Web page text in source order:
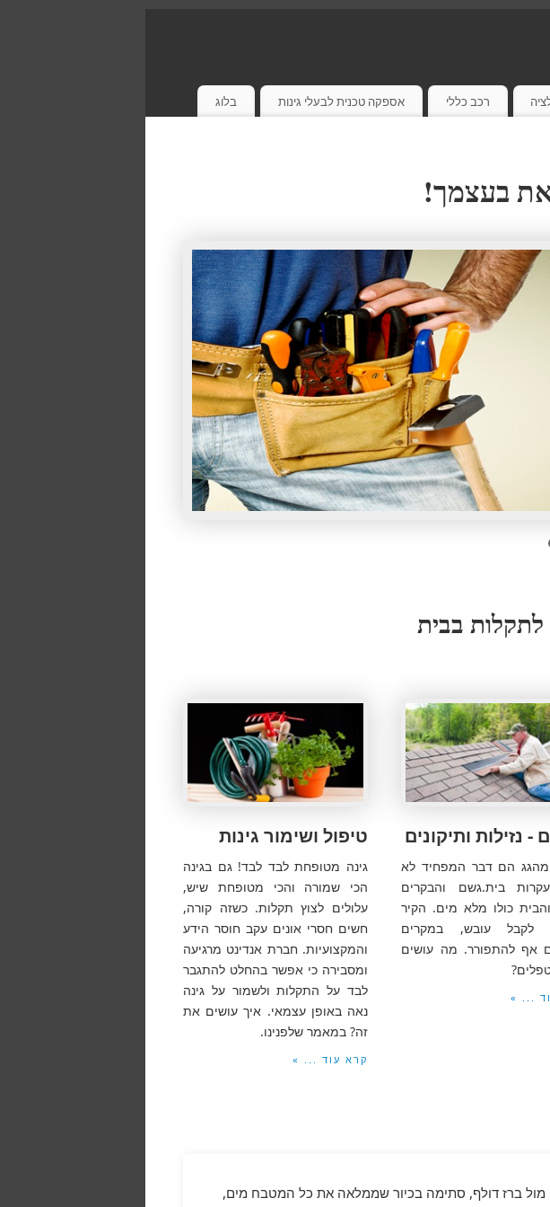
רכב כללי אספקה טכנית לבעלי גינות בלוג
בעצמך!
לתקלות בבית
- נזילות ותיקונים
מהגג הם דבר המפחיד לא
בית.גשם והבקרים
כולו מלא מים. הקיר
לקבל עובש, במקרים
אף להתפורר. מה עושים
... »
טיפול ושימור גינות
גינה מטופחת לבד לבד! גם בגינה
הכי שמורה והכי מטופחת שיש,
עלולים לצוץ תקלות. כשזה קורה,
חשים חסרי אונים עקב חוסר הידע
והמקצועיות. חברת אנדינט מרגיעה
ומסבירה כי אפשר בהחלט להתגבר
לבד על התקלות ולשמור על גינה
נאה באופן עצמאי. איך עושים את
זה? במאמר שלפנינו.
קרא עוד ... »
ברז דולף, סתימה בכיור שממלאה את כל המטבח מים,